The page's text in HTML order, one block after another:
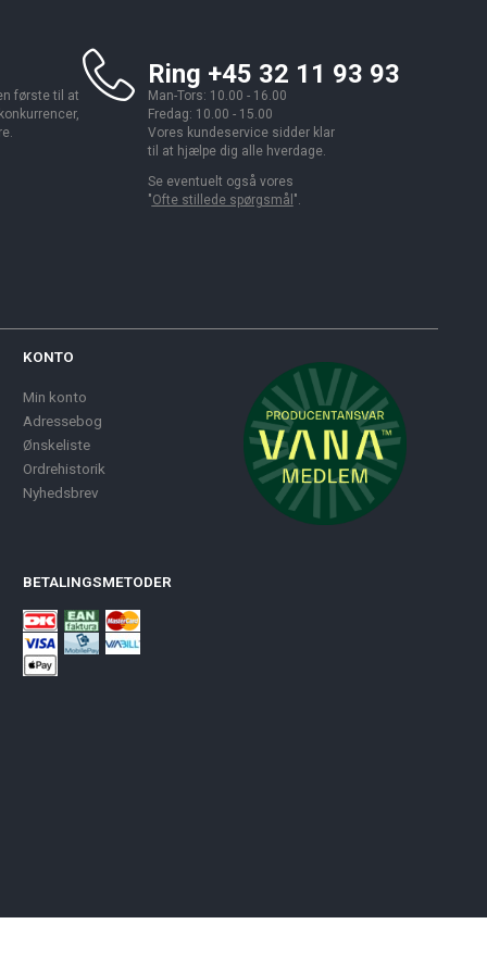
første til at
Ring +45 32 11 93 93
Man-Tors: 10.00 - 16.00
Fredag: 10.00 - 15.00
Vores kundeservice sidder klar
til at hjælpe dig alle hverdage.
Se eventuelt også vores
"Ofte stillede spørgsmål ".
KONTO
Min konto
Adressebog
Ønskeliste
Ordrehistorik
Nyhedsbrev
BETALINGSMETODER